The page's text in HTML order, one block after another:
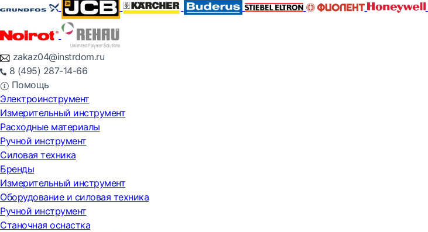
zakaz04@instrdom.ru
8 (495) 287-14-66
Помощь
Электроинструмент
Измерительный инструмент
Расходные материалы
Ручной инструмент
Силовая техника
Бренды
Измерительный инструмент
Оборудование и силовая техника
Ручной инструмент
Станочная оснастка